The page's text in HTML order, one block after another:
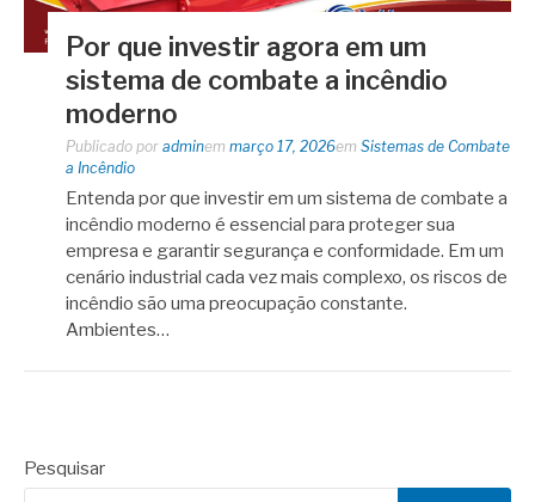
Por que investir agora em um
sistema de combate a incêndio
moderno
Publicado por adminem março 17, 2026em Sistemas de Combate
a Incêndio
Entenda por que investir em um sistema de combate a
incêndio moderno é essencial para proteger sua
empresa e garantir segurança e conformidade. Em um
cenário industrial cada vez mais complexo, os riscos de
incêndio são uma preocupação constante.
Ambientes…
Pesquisar